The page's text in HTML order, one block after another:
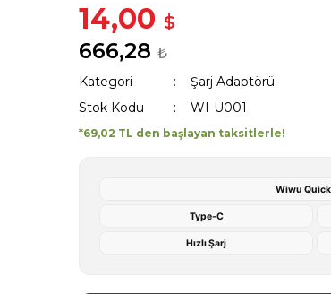
14,00 $
666,28 ₺
Kategori
Şarj Adaptörü
Stok Kodu
WI-U001
*69,02 TL den başlayan taksitlerle!
Wiwu
Type-C
Hızlı Şarj